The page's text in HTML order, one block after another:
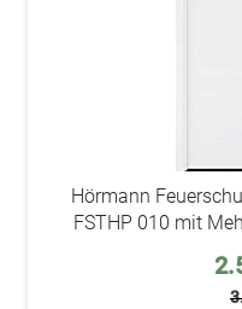
Hörmann
FSTHP 010 mit